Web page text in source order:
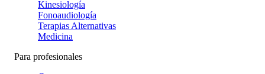
Kinesiología
Fonoaudiología
Terapias Alternativas
Medicina
Para profesionales